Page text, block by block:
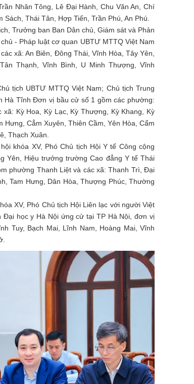
Nhân Tông, Lê Đại Hành, Chu Văn An, Chí
Thái Tân, Hợp Tiến, Trần Phú, An Phú.
Trưởng ban Ban Dân chủ, Giám sát và Phản
- Pháp luật cơ quan UBTƯ MTTQ Việt Nam
xã: An Biên, Đông Thái, Vĩnh Hòa, Tây Yên,
Thạnh, Vĩnh Bình, U Minh Thượng, Vĩnh
tịch UBTƯ MTTQ Việt Nam; Chủ tịch Trung
Hà Tĩnh Đơn vị bầu cử số 1 gồm các phường:
Kỳ Hoa, Kỳ Lạc, Kỳ Thượng, Kỳ Khang, Kỳ
Hưng, Cẳm Xuyên, Thiên Cầm, Yên Hòa, Cẩm
Thạch Xuân.
khóa XV, Phó Chủ tịch Hội Y tế Công cộng
Yên, Hiệu trưởng trường Cao đẳng Y tế Thái
phường Thanh Liệt và các xã: Thanh Trì, Đại
Tam Hưng, Dân Hòa, Thượng Phúc, Thường
XV, Phó Chủ tịch Hội Liên lạc với người Việt
Đại học y Hà Nội ứng cử tại TP Hà Nội, đơn vị
Tuy, Bạch Mai, Lĩnh Nam, Hoàng Mai, Vĩnh